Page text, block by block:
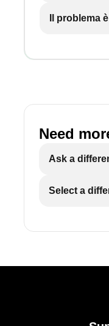
Il problema
Need
Ask a
Select a